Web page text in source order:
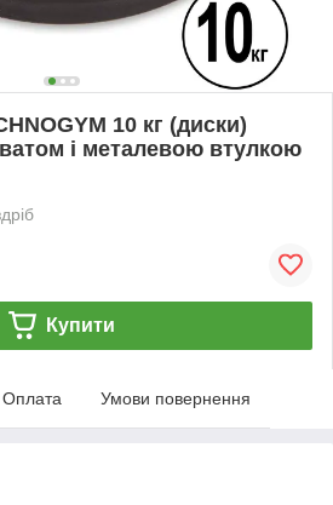
10 кг (диски)
і металевою втулкою
Купити
Оплата Умови повернення